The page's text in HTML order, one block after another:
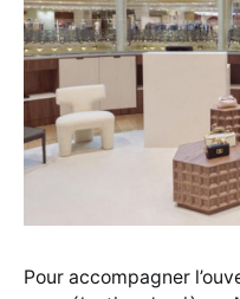
Pour accompagner